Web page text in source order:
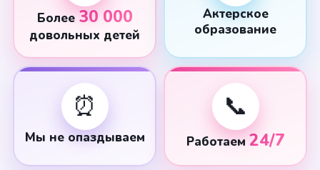
Более30 000
довольных детей
Актерское
образование
⏰
Мы не опаздываем
📞
Работаем 24/7